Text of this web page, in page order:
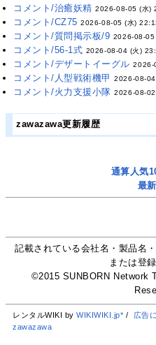
コメント/治癒妖精 2026-08-05 (水)
コメント/CZ75 2026-08-05 (水)
コメント/質問掲示板/9 2026-08-
コメント/56-1式 2026-08-04 (火)
コメント/デザートイーグル 2026-
コメント/人型戦術機甲 2026-08-
コメント/火力支援小隊 2026-08-
zawazawa更新履歴
通算人気
最
記載されている会社名・製品名
または登
©2015 SUNBORN Network
レンタルWIKI byWIKIWIKI.jp* / 広告
zawazawa